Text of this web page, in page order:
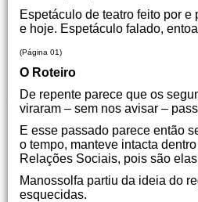
Espetáculo de teatro feito por
e hoje. Espetáculo falado,
(Página 01)
O Roteiro
De repente parece que os
viraram – sem nos avisar –
E esse passado parece então
o tempo, manteve intacta
Relações Sociais, pois são
Manossolfa partiu da ideia do
esquecidas.